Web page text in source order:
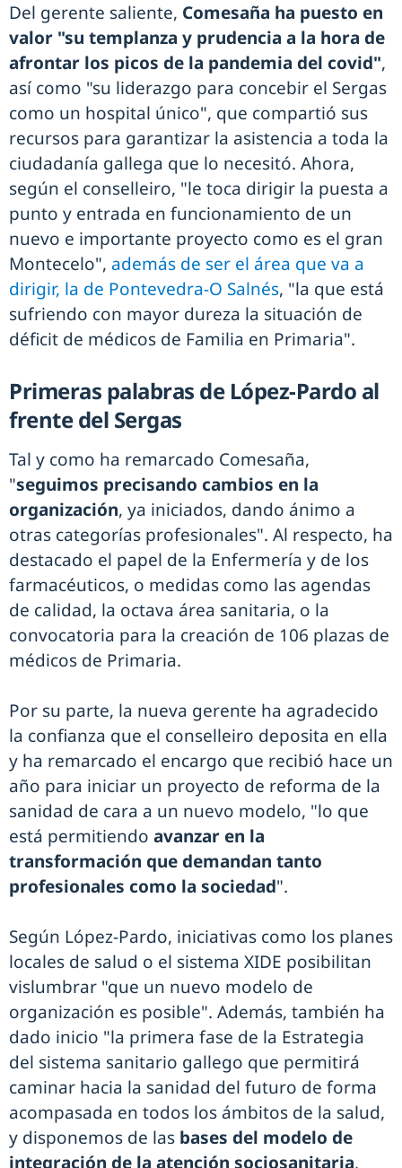
Del gerente saliente, Comesaña ha puesto en
valor "su templanza y prudencia a la hora de
afrontar los picos de la pandemia del covid",
así como "su liderazgo para concebir el Sergas
como un hospital único", que compartió sus
recursos para garantizar la asistencia a toda la
ciudadanía gallega que lo necesitó. Ahora,
según el conselleiro, "le toca dirigir la puesta a
punto y entrada en funcionamiento de un
nuevo e importante proyecto como es el gran
Montecelo", además de ser el área que va a
dirigir, la de Pontevedra-O Salnés, "la que está
sufriendo con mayor dureza la situación de
déficit de médicos de Familia en Primaria".
Primeras palabras de López-Pardo al
frente del Sergas
Tal y como ha remarcado Comesaña,
"seguimos precisando cambios en la
organización, ya iniciados, dando ánimo a
otras categorías profesionales". Al respecto, ha
destacado el papel de la Enfermería y de los
farmacéuticos, o medidas como las agendas
de calidad, la octava área sanitaria, o la
convocatoria para la creación de 106 plazas de
médicos de Primaria.
Por su parte, la nueva gerente ha agradecido
la confianza que el conselleiro deposita en ella
y ha remarcado el encargo que recibió hace un
año para iniciar un proyecto de reforma de la
sanidad de cara a un nuevo modelo, "lo que
está permitiendo avanzar en la
transformación que demandan tanto
profesionales como la sociedad".
Según López-Pardo, iniciativas como los planes
locales de salud o el sistema XIDE posibilitan
vislumbrar "que un nuevo modelo de
organización es posible". Además, también ha
dado inicio "la primera fase de la Estrategia
del sistema sanitario gallego que permitirá
caminar hacia la sanidad del futuro de forma
acompasada en todos los ámbitos de la salud,
y disponemos de las bases del modelo de
integración de la atención sociosanitaria,